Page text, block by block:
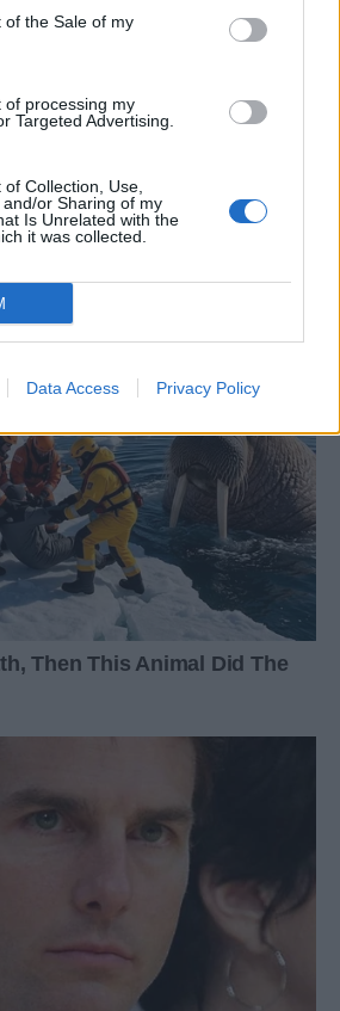
of the Sale of my
of processing my
Targeted Advertising.
Collection, Use,
or Sharing of my
Is Unrelated with the
it was collected.
Data Access Privacy Policy